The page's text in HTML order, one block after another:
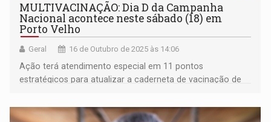
MULTIVACINAÇÃO: Dia D da Campanha
Nacional acontece neste sábado (18) em
Porto Velho
Geral 16 de Outubro de 2025 às 14:06
Ação terá atendimento especial em 11 pontos
estratégicos para atualizar a caderneta de vacinação de